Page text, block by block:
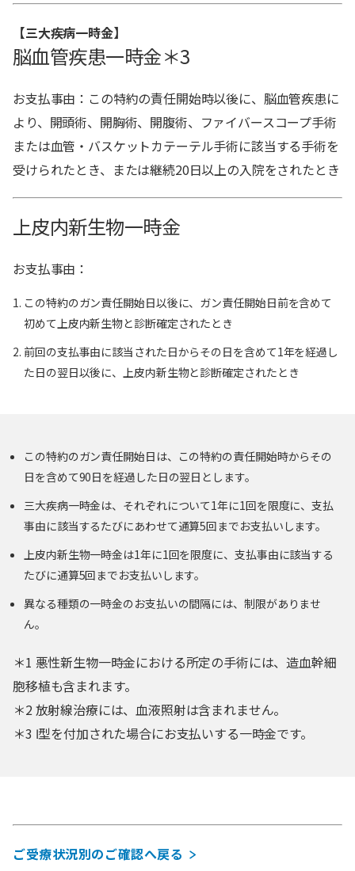
【三大疾病一時金】
脳血管疾患一時金＊3
お支払事由：この特約の責任開始時以後に、脳血管疾患に
より、開頭術、開胸術、開腹術、ファイバースコープ手術
または血管・バスケットカテーテル手術に該当する手術を
受けられたとき、または継続20日以上の入院をされたとき
上皮内新生物一時金
お支払事由：
この特約のガン責任開始日以後に、ガン責任開始日前を含めて
初めて上皮内新生物と診断確定されたとき
前回の支払事由に該当された日からその日を含めて1年を経過し
た日の翌日以後に、上皮内新生物と診断確定されたとき
この特約のガン責任開始日は、この特約の責任開始時からその
日を含めて90日を経過した日の翌日とします。
三大疾病一時金は、それぞれについて1年に1回を限度に、支払
事由に該当するたびにあわせて通算5回までお支払いします。
上皮内新生物一時金は1年に1回を限度に、支払事由に該当する
たびに通算5回までお支払いします。
異なる種類の一時金のお支払いの間隔には、制限がありませ
ん。
＊1 悪性新生物一時金における所定の手術には、造血幹細
胞移植も含まれます。
＊2 放射線治療には、血液照射は含まれません。
＊3 Ⅰ型を付加された場合にお支払いする一時金です。
ご受療状況別のご確認へ戻る